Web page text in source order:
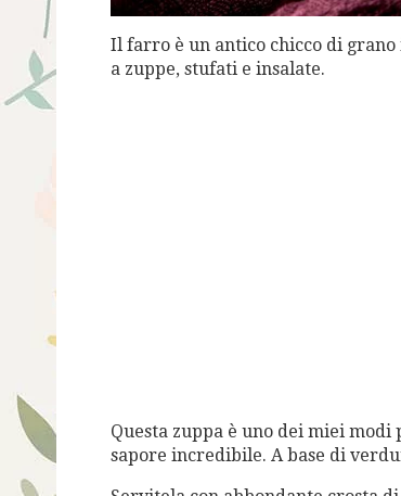
Il farro è un antico chicco di
a zuppe, stufati e insalate.
Questa zuppa è uno dei miei
sapore incredibile. A base di